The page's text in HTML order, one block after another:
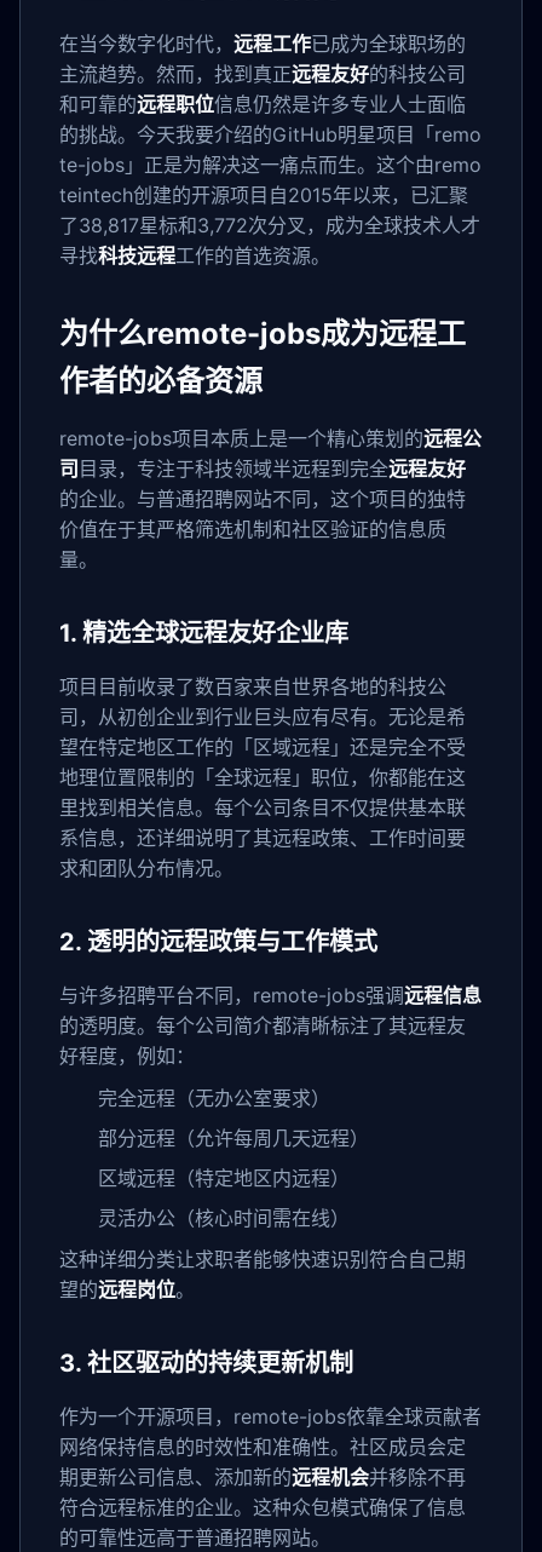
在当今数字化时代， 远程工作已成为全球职场的
主流趋势。然而，找到真正远程友好的科技公司
和可靠的远程职位信息仍然是许多专业人士面临
的挑战。今天我要介绍的GitHub明星项目「remo
te-jobs」正是为解决这一痛点而生。这个由remo
teintech创建的开源项目自2015年以来，已汇聚
了38,817星标和3,772次分叉，成为全球技术人才
寻找科技远程工作的首选资源。
为什么remote-jobs成为远程工
作者的必备资源
remote-jobs项目本质上是一个精心策划的远程公
司 目录，专注于科技领域半远程到完全远程友好
的企业。与普通招聘网站不同，这个项目的独特
价值在于其严格筛选机制和社区验证的信息质
量。
1. 精选全球远程友好企业库
项目目前收录了数百家来自世界各地的科技公
司，从初创企业到行业巨头应有尽有。无论是希
望在特定地区工作的「区域远程」还是完全不受
地理位置限制的「全球远程」职位，你都能在这
里找到相关信息。每个公司条目不仅提供基本联
系信息，还详细说明了其远程政策、工作时间要
求和团队分布情况。
2. 透明的远程政策与工作模式
与许多招聘平台不同，remote-jobs强调远程信息
的透明度。每个公司简介都清晰标注了其远程友
好程度，例如：
完全远程（无办公室要求）
部分远程（允许每周几天远程）
区域远程（特定地区内远程）
灵活办公（核心时间需在线）
这种详细分类让求职者能够快速识别符合自己期
望的远程岗位。
3. 社区驱动的持续更新机制
作为一个开源项目，remote-jobs依靠全球贡献者
网络保持信息的时效性和准确性。社区成员会定
期更新公司信息、添加新的远程机会并移除不再
符合远程标准的企业。这种众包模式确保了信息
的可靠性远高于普通招聘网站。